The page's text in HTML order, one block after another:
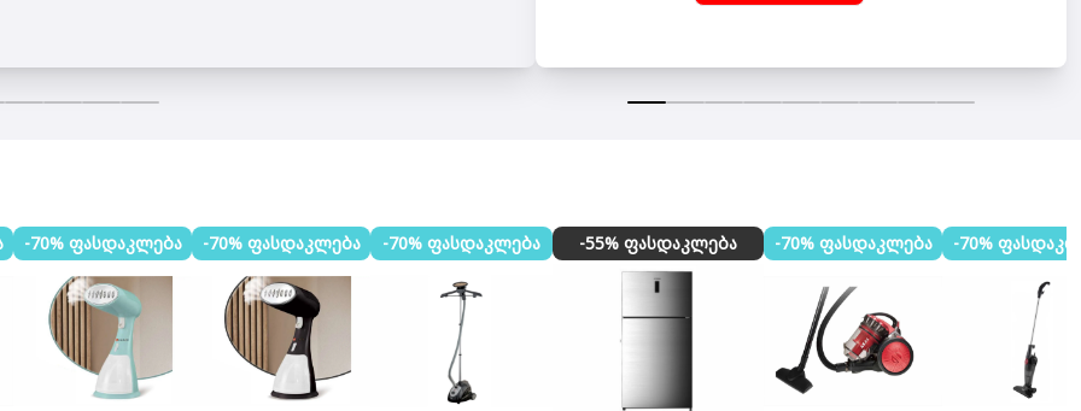
-70% ფასდაკლება -70% ფასდაკლება -70% ფასდაკლება -55% ფასდაკლება -70% ფასდაკლება -70%